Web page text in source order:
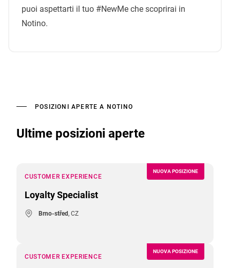
puoi aspettarti il ​​tuo #NewMe che scoprirai in
Notino.
POSIZIONI APERTE A NOTINO
Ultime posizioni aperte
NUOVA POSIZIONE
CUSTOMER EXPERIENCE
Loyalty Specialist
Brno-střed, CZ
NUOVA POSIZIONE
CUSTOMER EXPERIENCE